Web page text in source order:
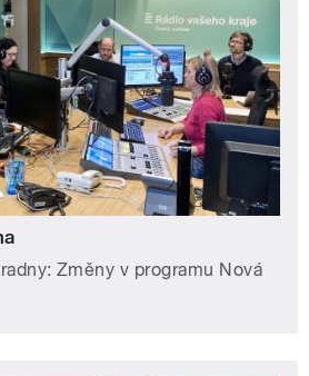
Změny v programu Nová